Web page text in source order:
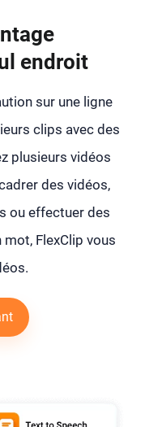
endroit
sur une ligne
clips avec des
plusieurs vidéos
des vidéos,
ou effectuer des
FlexClip vous